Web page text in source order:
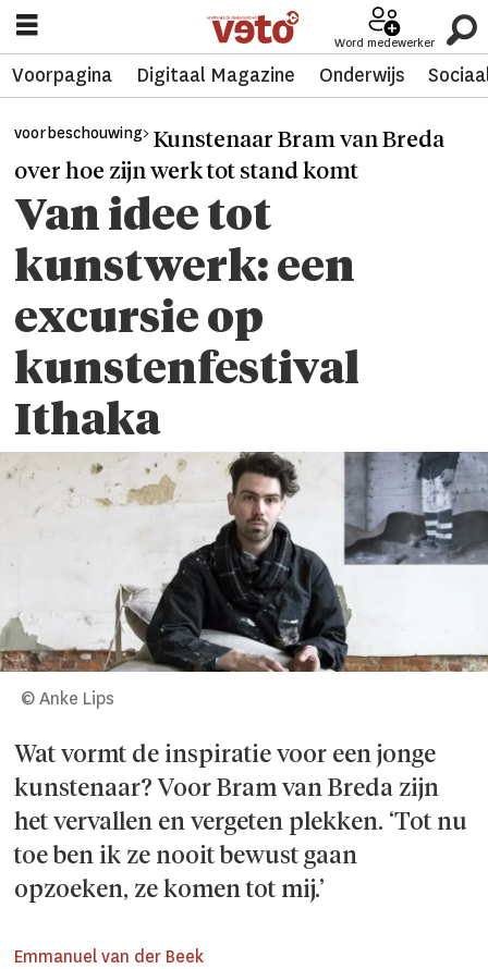
Word medewerker
Voorpagina Digitaal Magazine Onderwijs
voorbeschouwing> Kunstenaar Bram van Breda
over hoe zijn werk tot stand komt
Van idee tot
kunstwerk: een
excursie op
kunstenfestival
Ithaka
© Anke Lips
Wat vormt de inspiratie voor een jonge
kunstenaar? Voor Bram van Breda zijn
het vervallen en vergeten plekken. ‘Tot nu
toe ben ik ze nooit bewust gaan
opzoeken, ze komen tot mij.’
Emmanuel van der Beek